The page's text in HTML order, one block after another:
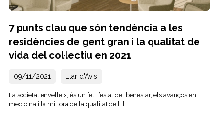
7 punts clau que són tendència a les
residències de gent gran i la qualitat de
vida del col·lectiu en 2021
09/11/2021 Llar d'Avis
La societat envelleix, és un fet, l’estat del benestar, els avanços en
medicina i la millora de la qualitat de […]